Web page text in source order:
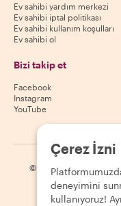
Ev sahibi yardım merkezi
Ev sahibi iptal politikası
Ev sahibi kullanım koşulları
Ev sahibi ol
Bizi takip et
Facebook
Instagram
YouTube
© 2026 Withlocals.com
Çerez İzni
deneyimini
kullanıyoruz!